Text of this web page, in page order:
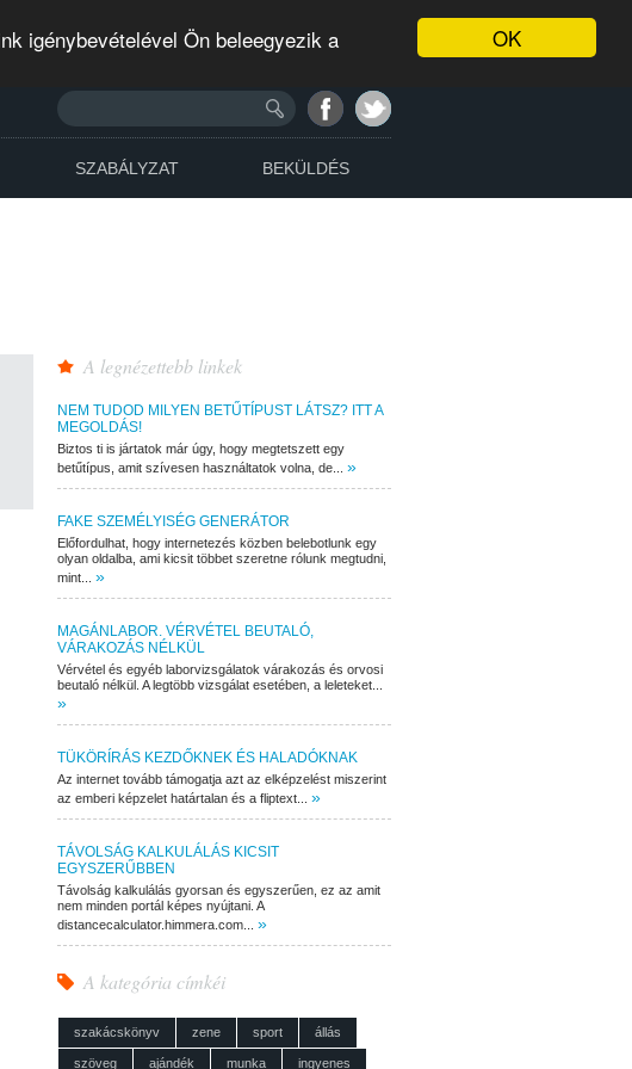
OK
igénybevételével Ön beleegyezik a
SZABÁLYZAT BEKÜLDÉS
A legnézettebb linkek
NEM TUDOD MILYEN BETŰTÍPUST LÁTSZ? ITT A
MEGOLDÁS!
Biztos ti is jártatok már úgy, hogy megtetszett egy
betűtípus, amit szívesen használtatok volna, de... »
FAKE SZEMÉLYISÉG GENERÁTOR
Előfordulhat, hogy internetezés közben belebotlunk egy
olyan oldalba, ami kicsit többet szeretne rólunk megtudni,
mint... »
MAGÁNLABOR. VÉRVÉTEL BEUTALÓ,
VÁRAKOZÁS NÉLKÜL
Vérvétel és egyéb laborvizsgálatok várakozás és orvosi
beutaló nélkül. A legtöbb vizsgálat esetében, a leleteket...
»
TÜKÖRÍRÁS KEZDŐKNEK ÉS HALADÓKNAK
Az internet tovább támogatja azt az elképzelést miszerint
az emberi képzelet határtalan és a fliptext... »
TÁVOLSÁG KALKULÁLÁS KICSIT
EGYSZERŰBBEN
Távolság kalkulálás gyorsan és egyszerűen, ez az amit
nem minden portál képes nyújtani. A
distancecalculator.himmera.com... »
A kategória címkéi
szakácskönyv zene sport állás
szöveg ajándék munka ingyenes